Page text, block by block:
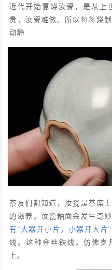
近代开始复烧汝瓷，是从上
贵，汝瓷难做。所以每每烧
动静
茶友们都知道，汝瓷是茶席
的滋养，汝瓷釉面会发生奇
有“大器开小片，小器开大片”
线。这种金丝铁线，仿佛岁
上。